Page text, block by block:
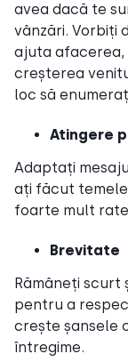
avea dacă te
vânzări. Vorbiți
ajuta afacerea,
creșterea
loc să
Atingere
Adaptați
ați făcut
foarte mult
Brevitate
Rămâneți scurt
pentru a
crește șansele
întregime.